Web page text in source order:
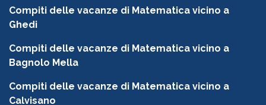
Compiti delle vacanze di Matematica vicino a
Ghedi
Compiti delle vacanze di Matematica vicino a
Bagnolo Mella
Compiti delle vacanze di Matematica vicino a
Calvisano